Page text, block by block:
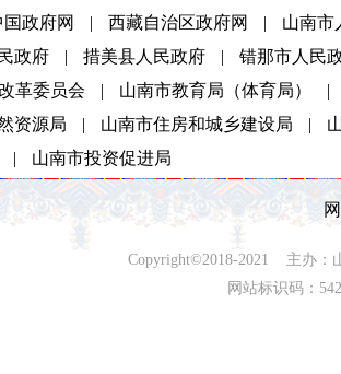
国政府网 | 西藏自治区政府网 |
山南市
政府 | 措美县人民政府 |
错那市人民
革委员会
| 山南市教育局（体育局）
|
资源局 | 山南市住房和城乡建设局 |
| 山南市投资促进局
Copyright©2018-2021 主办：
网站标识码：